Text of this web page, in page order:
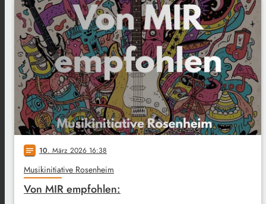
notes 10. März 2026 16:38
Musikinitiative Rosenheim
Von MIR empfohlen: